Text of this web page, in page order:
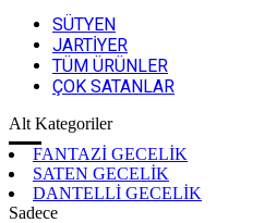
SÜTYEN
JARTİYER
TÜM ÜRÜNLER
ÇOK SATANLAR
Alt Kategoriler
FANTAZİ GECELİK
SATEN GECELİK
DANTELLİ GECELİK
Sadece